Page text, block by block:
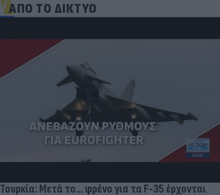
ΑΠΟ ΤΟ ΔΙΚΤΥΟ
Τουρκία: Μετά το... φρένο για τα F-35 έρχονται